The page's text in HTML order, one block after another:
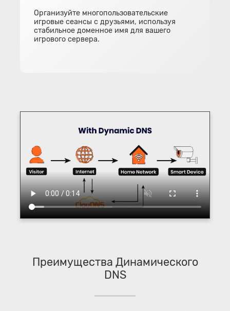
Организуйте многопользовательские
игровые сеансы с друзьями, используя
стабильное доменное имя для вашего
игрового сервера.
Преимущества Динамического
DNS